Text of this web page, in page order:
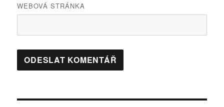
WEBOVÁ STRÁNKA